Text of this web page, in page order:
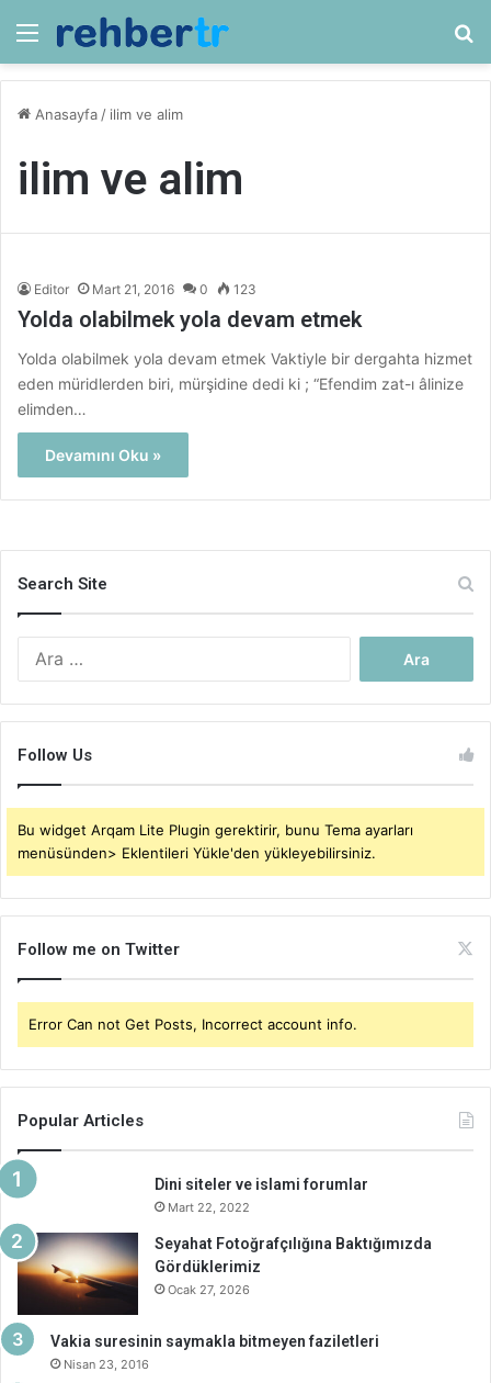
Menü
Anasayfa / ilim ve alim
ilim ve alim
Editor Mart 21, 2016 0 123
Yolda olabilmek yola devam etmek
Yolda olabilmek yola devam etmek Vaktiyle bir dergahta hizmet
eden müridlerden biri, mürşidine dedi ki ; “Efendim zat-ı âlinize
elimden…
Devamını Oku »
Search Site
Follow Us
Bu widget Arqam Lite Plugin gerektirir, bunu Tema ayarları
menüsünden> Eklentileri Yükle'den yükleyebilirsiniz.
Follow me on Twitter
Error Can not Get Posts, Incorrect account info.
Popular Articles
Dini siteler ve islami forumlar
Mart 22, 2022
Seyahat Fotoğrafçılığına Baktığımızda
Gördüklerimiz
Ocak 27, 2026
Vakia suresinin saymakla bitmeyen faziletleri
Nisan 23, 2016